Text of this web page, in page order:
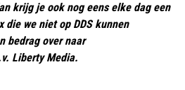
krijg je ook nog eens elke dag een
die we niet op DDS kunnen
bedrag over naar
Liberty Media.